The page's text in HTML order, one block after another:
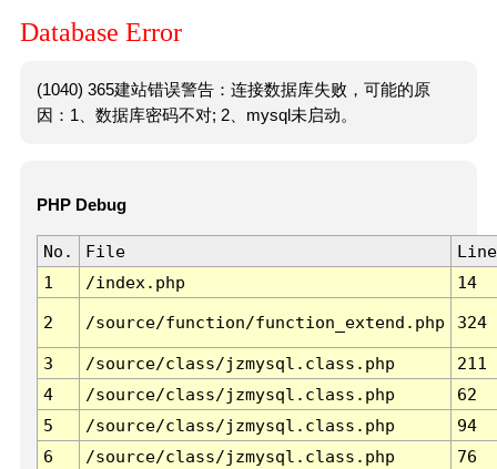
Database Error
(1040) 365建站错误警告：连接数据库失败，可能的原
因：1、数据库密码不对; 2、mysql未启动。
PHP Debug
No. File
Line
1
/index.php 14
2 /source/function/function_extend.php 324
3 /source/class/jzmysql.class.php
211
4
/source/class/jzmysql.class.php
62
5
/source/class/jzmysql.class.php
94
6
/source/class/jzmysql.class.php 76